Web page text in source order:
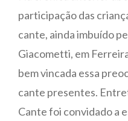
participação das
cante, ainda imbuído
Giacometti, em
bem vincada essa
cante presentes.
Cante foi convidado a